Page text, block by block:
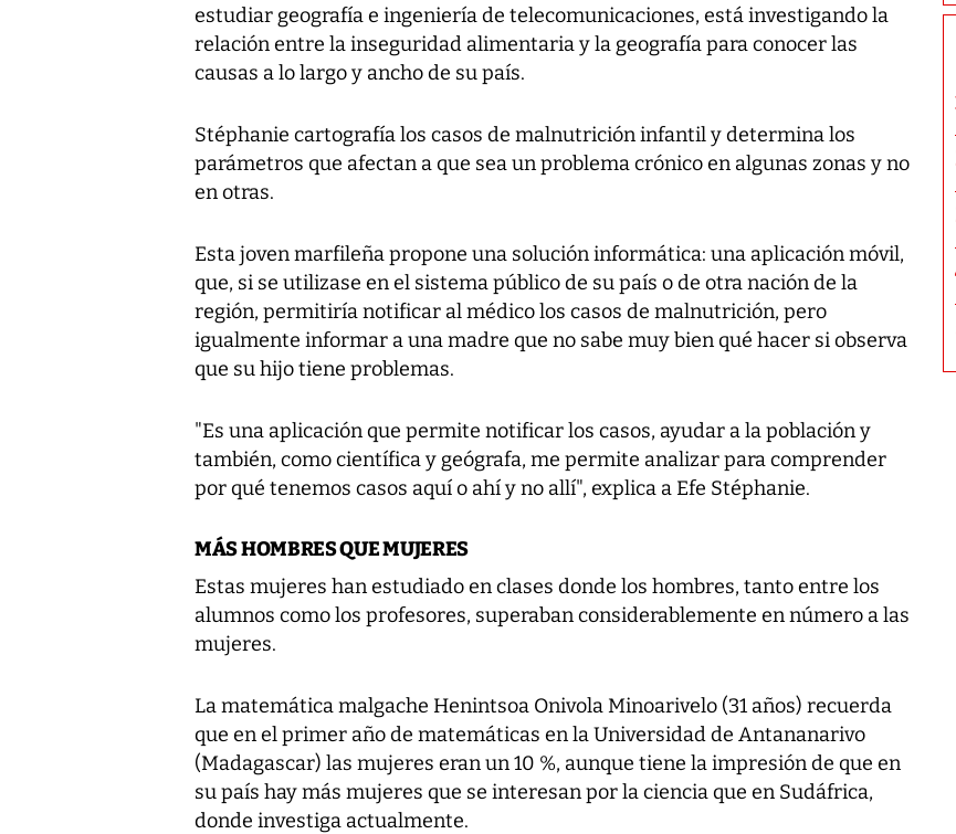
estudiar geografía e ingeniería de telecomunicaciones, está investigando la
relación entre la inseguridad alimentaria y la geografía para conocer las
causas a lo largo y ancho de su país.
Stéphanie cartografía los casos de malnutrición infantil y determina los
parámetros que afectan a que sea un problema crónico en algunas zonas y no
en otras.
Esta joven marfileña propone una solución informática: una aplicación móvil,
que, si se utilizase en el sistema público de su país o de otra nación de la
región, permitiría notificar al médico los casos de malnutrición, pero
igualmente informar a una madre que no sabe muy bien qué hacer si observa
que su hijo tiene problemas.
"Es una aplicación que permite notificar los casos, ayudar a la población y
también, como científica y geógrafa, me permite analizar para comprender
por qué tenemos casos aquí o ahí y no allí", explica a Efe Stéphanie.
MÁS HOMBRES QUE MUJERES
Estas mujeres han estudiado en clases donde los hombres, tanto entre los
alumnos como los profesores, superaban considerablemente en número a las
mujeres.
La matemática malgache Henintsoa Onivola Minoarivelo (31 años) recuerda
que en el primer año de matemáticas en la Universidad de Antananarivo
(Madagascar) las mujeres eran un 10 %, aunque tiene la impresión de que en
su país hay más mujeres que se interesan por la ciencia que en Sudáfrica,
donde investiga actualmente.